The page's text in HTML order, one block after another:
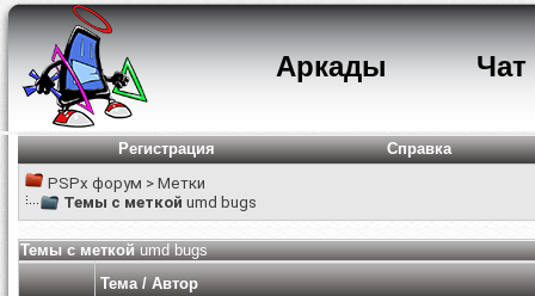
Аркады Чат
Регистрация
Справка
PSPx форум > Метки
Темы с меткой umd bugs
Темы с меткойumd bugs
Тема / Автор